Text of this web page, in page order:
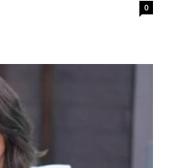
0